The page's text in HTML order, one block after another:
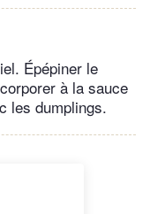
Épépiner le
à la sauce
les dumplings.